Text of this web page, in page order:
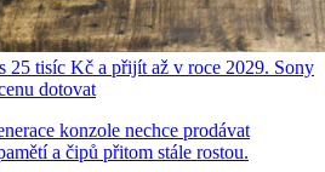
25 tisíc Kč a přijít až v roce 2029. Sony
dotovat
konzole nechce prodávat
a čipů přitom stále rostou.